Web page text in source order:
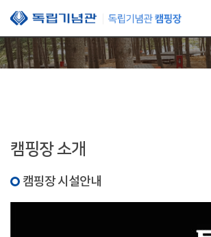
본문 바로가기
캠핑장 소개
캠핑장 시설안내